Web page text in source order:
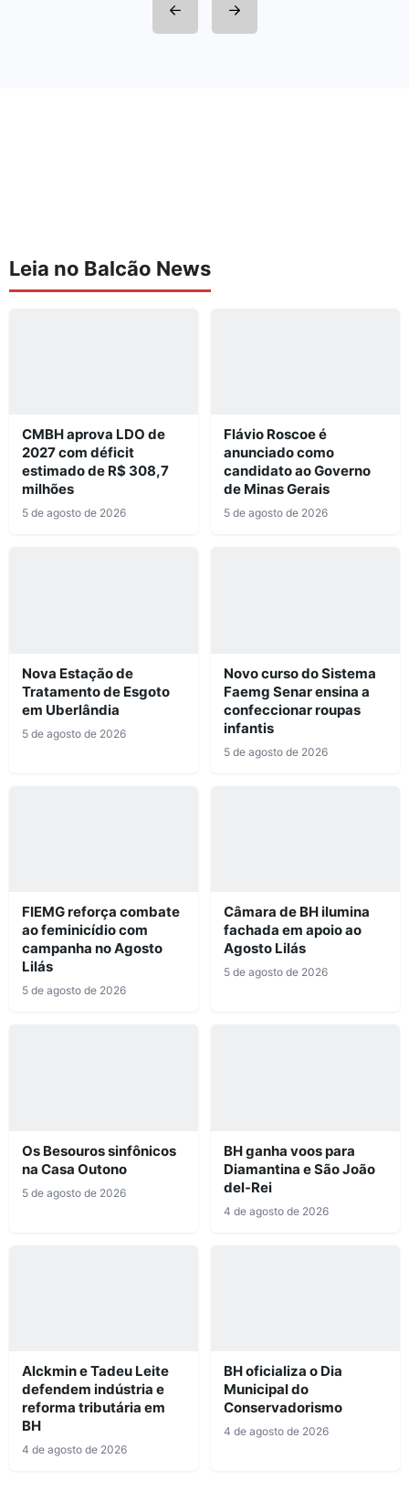
Leia no Balcão News
CMBH aprova LDO de
2027 com déficit
estimado de R$ 308,7
milhões
5 de agosto de 2026
Flávio Roscoe é
anunciado como
candidato ao Governo
de Minas Gerais
5 de agosto de 2026
Nova Estação de
Tratamento de Esgoto
em Uberlândia
5 de agosto de 2026
Novo curso do Sistema
Faemg Senar ensina a
confeccionar roupas
infantis
5 de agosto de 2026
FIEMG reforça combate
ao feminicídio com
campanha no Agosto
Lilás
5 de agosto de 2026
Câmara de BH ilumina
fachada em apoio ao
Agosto Lilás
5 de agosto de 2026
Os Besouros sinfônicos
na Casa Outono
5 de agosto de 2026
BH ganha voos para
Diamantina e São João
del-Rei
4 de agosto de 2026
Alckmin e Tadeu Leite
defendem indústria e
reforma tributária em
BH
4 de agosto de 2026
BH oficializa o Dia
Municipal do
Conservadorismo
4 de agosto de 2026